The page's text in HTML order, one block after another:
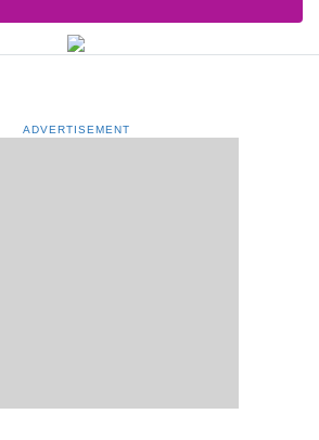
ADVERTISEMENT